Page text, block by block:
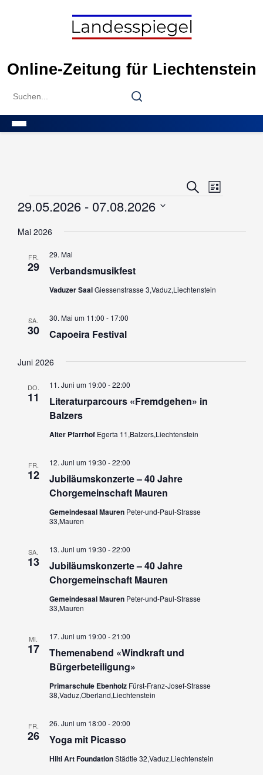
Online-Zeitung für Liechtenstein
Search
Search
Such-
Suche
Liste
Veranstaltungen
29.05.2026 - 07.08.2026
Sie
Datum
Mai 2026
FR.
29 Verbandsmusikfest
29. Mai
Vaduzer SaalGiessenstrasse 3,Vaduz,Liechtenstein
SA.
30 Capoeira Festival
30. Mai um 11:00 - 17:00
Juni 2026
DO.
11
Literaturparcours «Fremdgehen» in
Balzers
11. Juni um 19:00 -22:00
Alter Pfarrhof Egerta 11,Balzers,Liechtenstein
FR.
12
Jubiläumskonzerte – 40 Jahre
Chorgemeinschaft Mauren
12. Juni um 19:30 -22:00
Gemeindesaal Mauren Peter-und-Paul-Strasse
33,Mauren
SA.
13
Jubiläumskonzerte – 40 Jahre
Chorgemeinschaft Mauren
13. Juni um 19:30 -22:00
Gemeindesaal Mauren Peter-und-Paul-Strasse
33,Mauren
MI.
17
Themenabend «Windkraft und
Bürgerbeteiligung»
17. Juni um 19:00 -21:00
Primarschule Ebenholz Fürst-Franz-Josef-Strasse
38,Vaduz,Oberland,Liechtenstein
FR.
26 Yoga mit Picasso
26. Juni um 18:00 -20:00
Hilti Art FoundationStädtle 32,Vaduz,Liechtenstein